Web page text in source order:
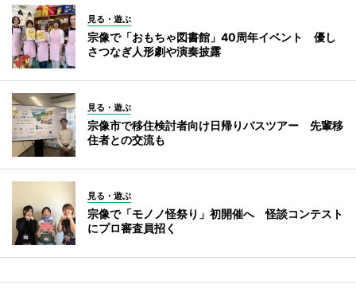
見る・遊ぶ
宗像で「おもちゃ図書館」40周年イベント 優し
さつなぎ人形劇や演奏披露
見る・遊ぶ
宗像市で移住検討者向け日帰りバスツアー 先輩移
住者との交流も
見る・遊ぶ
宗像で「モノノ怪祭り」初開催へ 怪談コンテスト
にプロ審査員招く